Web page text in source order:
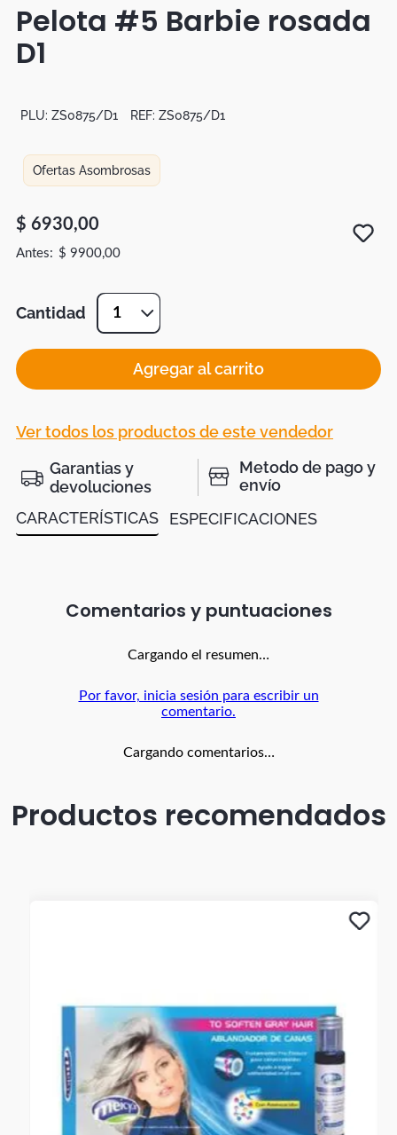
Pelota #5 Barbie rosada
D1
PLU: ZS0875/D1 REF: ZS0875/D1
Ofertas Asombrosas
$ 6930,00
$ 9900,00
Cantidad 1
Agregar al carrito
Ver todos los productos de este vendedor
Garantias y
devoluciones
Metodo de pago y
envío
CARACTERÍSTICAS
ESPECIFICACIONES
Comentarios
Cargando el resumen…
Por favor, inicia sesión para escribir un
comentario.
Cargando comentarios…
Productos recomendados